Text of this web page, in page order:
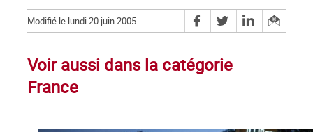
Modifié le lundi 20 juin 2005
Voir aussi dans la catégorie
France